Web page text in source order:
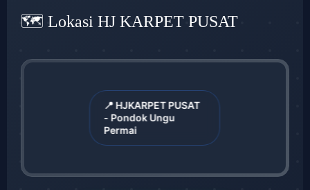
🗺️ Lokasi HJ KARPET PUSAT
📍 HJKARPET PUSAT
- Pondok Ungu
Permai